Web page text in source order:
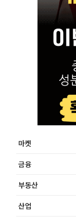
마켓
금융
부동산
산업